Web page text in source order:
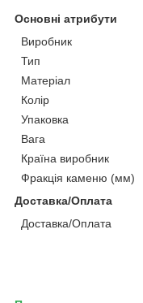
Основні атрибути
Виробник
Тип
Матеріал
Колір
Упаковка
Вага
Країна виробник
Фракція каменю (мм)
Доставка/Оплата
Доставка/Оплата